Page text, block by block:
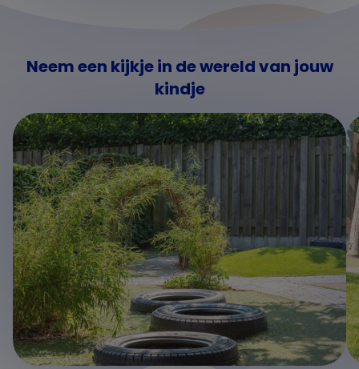
Neem een kijkje in de wereld van jouw
kindje